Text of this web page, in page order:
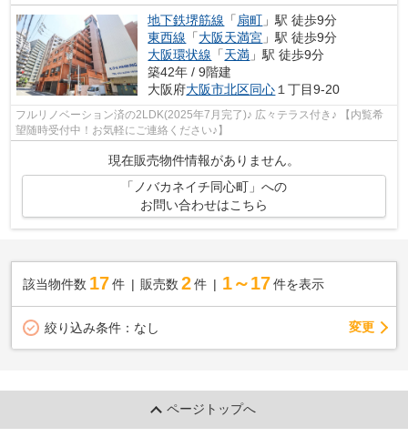
地下鉄堺筋線 「 扇町 」駅 徒歩9分
東西線 「大阪天満宮 」駅 徒歩9分
大阪環状線 「天満 」駅 徒歩9分
築42年 / 9階建
大阪府大阪市北区同心 １丁目9-20
フルリノベーション済の2LDK(2025年7月完了)♪ 広々テラス付き♪ 【内覧希
望随時受付中！お気軽にご連絡ください♪】
現在販売物件情報がありません。
「ノバカネイチ同心町」への
お問い合わせはこちら
該当物件数 17件 販売数 2 件 1～17 件を表示
絞り込み条件： なし 変更
ページトップへ